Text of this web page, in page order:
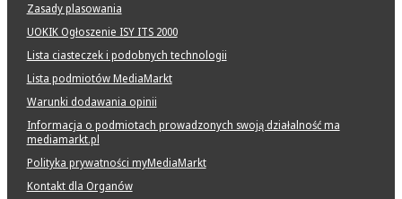
Zasady plasowania
UOKIK Ogłoszenie ISY ITS 2000
Lista ciasteczek i podobnych technologii
Lista podmiotów MediaMarkt
Warunki dodawania opinii
Informacja o podmiotach prowadzonych swoją działalność ma
mediamarkt.pl
Polityka prywatności myMediaMarkt
Kontakt dla Organów